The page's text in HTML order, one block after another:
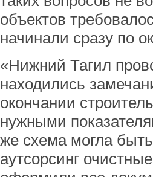
объектов
начинали сразу по
«Нижний Тагил
находились
окончании
нужными
же схема могла
аутсорсинг